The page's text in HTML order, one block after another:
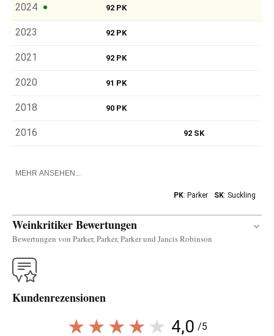
2024 92 PK
2023 92 PK
2021 92 PK
2020 91 PK
2018 90 PK
2016 92 SK
MEHR ANSEHEN...
PK: Parker SK: Suckling
Weinkritiker Bewertungen
Bewertungen von Parker, Parker, Parker und Jancis Robinson
Übersetzen
produced with 80% Garnacha and the rest
Kundenrezensionen
4,0 /5